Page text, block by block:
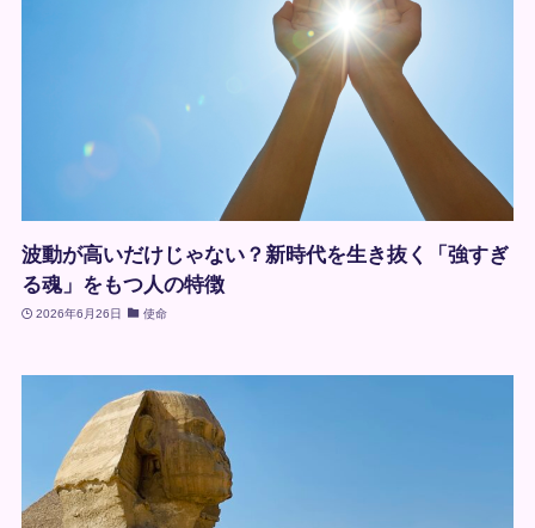
波動が高いだけじゃない？新時代を生き抜く「強すぎ
る魂」をもつ人の特徴
2026年6月26日 使命